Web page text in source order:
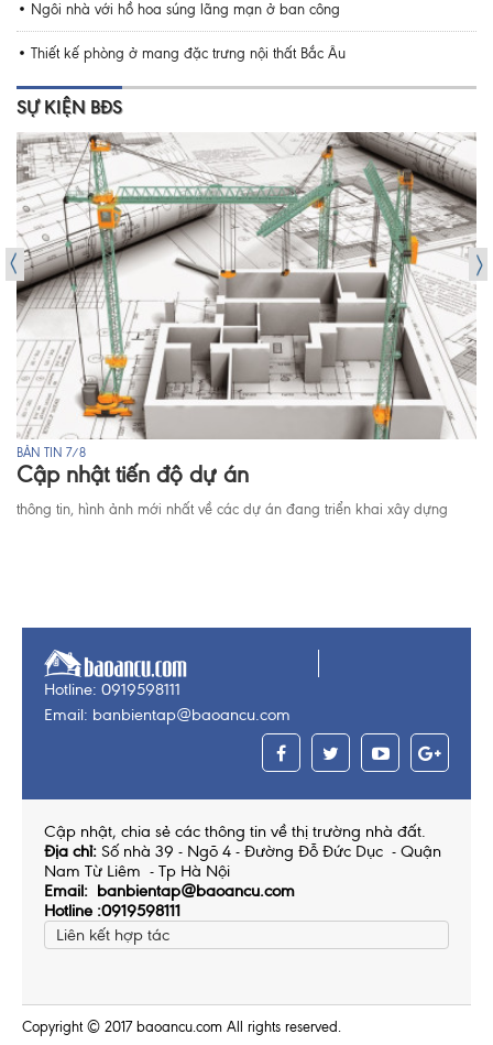
Ngôi nhà với hồ hoa súng lãng mạn ở ban công
Thiết kế phòng ở mang đặc trưng nội thất Bắc Âu
SỰ KIỆN BĐS
BẢN TIN 7/8
Cập nhật tiến độ dự án
thông tin, hình ảnh mới nhất về các dự án đang triển khai xây dựng
Hotline: 0919598111
Email: banbientap@baoancu.com
Cập nhật, chia sẻ các thông tin về thị trường nhà đất.
Địa chỉ: Số nhà 39 - Ngõ 4 - Đường Đỗ Đức Dục - Quận
Nam Từ Liêm - Tp Hà Nội
Email: banbientap@baoancu.com
Hotline :0919598111
Liên kết hợp tác
Copyright © 2017 baoancu.com All rights reserved.